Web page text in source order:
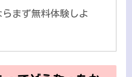
まず無料体験しよ